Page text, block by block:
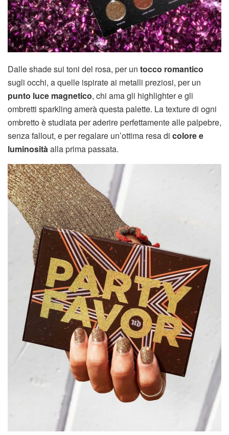
Dalle shade sui toni del rosa, per un tocco romantico
sugli occhi, a quelle ispirate ai metalli preziosi, per un
punto luce magnetico, chi ama gli highlighter e gli
ombretti sparkling amerà questa palette. La texture di ogni
ombretto è studiata per aderire perfettamente alle palpebre,
senza fallout, e per regalare un’ottima resa di colore e
luminositàalla prima passata.